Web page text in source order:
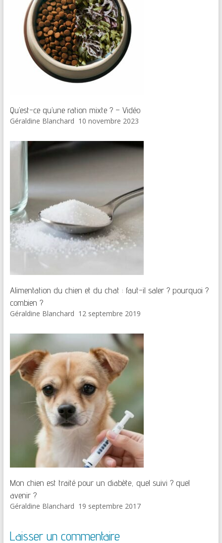
Qu’est-ce qu’une ration mixte ? – Vidéo
Géraldine Blanchard 10 novembre 2023
Alimentation du chien et du chat : faut-il saler ? pourquoi ?
combien ?
Géraldine Blanchard 12 septembre 2019
Mon chien est traité pour un diabète, quel suivi ? quel
avenir ?
Géraldine Blanchard 19 septembre 2017
Laisser un commentaire